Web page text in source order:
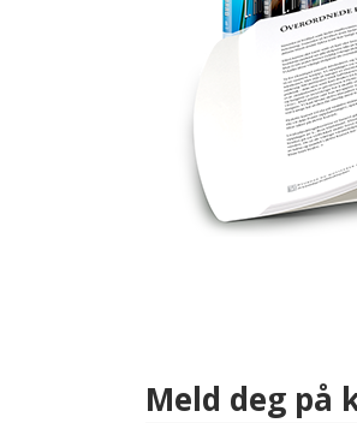
Meld deg på